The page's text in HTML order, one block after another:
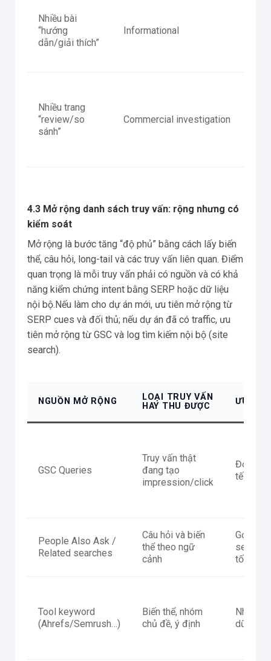
Nhiều bài
“hướng
dẫn/giải thích”
Informational
Nhiều trang
“review/so
sánh”
Commercial investigation
4.3 Mở rộng danh sách truy vấn: rộng nhưng có
kiểm soát
Mở rộng là bước tăng “độ phủ” bằng cách lấy biến
thể, câu hỏi, long-tail và các truy vấn liên quan. Điểm
quan trọng là mỗi truy vấn phải có nguồn và có khả
năng kiểm chứng intent bằng SERP hoặc dữ liệu
nội bộ.Nếu làm cho dự án mới, ưu tiên mở rộng từ
SERP cues và đối thủ; nếu dự án đã có traffic, ưu
tiên mở rộng từ GSC và log tìm kiếm nội bộ (site
search).
NGUỒN MỞ RỘNG
LOẠI TRUY VẤN
HAY THU ĐƯỢC
ƯU
GSC Queries
Truy vấn thật
đang tạo
impression/click
Độ sát
tế cao
People Also Ask /
Related searches
Câu hỏi và biến
thể theo ngữ
cảnh
Gợi ý
tốt
Tool keyword
(Ahrefs/Semrush…)
Biến thể, nhóm
chủ đề, ý định
Nhanh
dữ liệu